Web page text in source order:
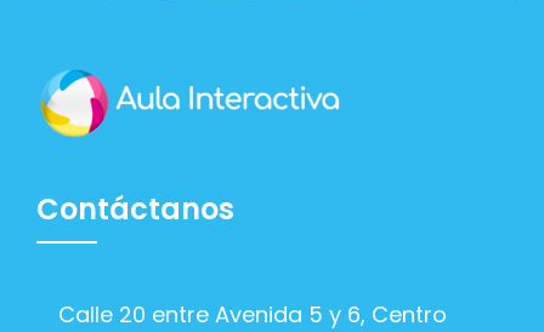
Contáctanos
Calle 20 entre Avenida 5 y 6, Centro